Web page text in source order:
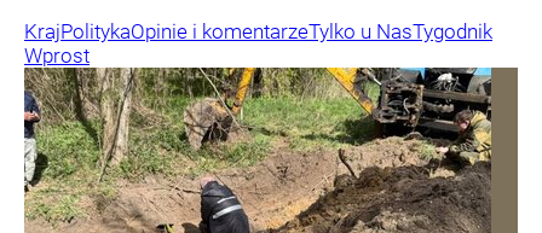
KrajPolitykaOpinie i komentarzeTylko u NasTygodnik
Wprost